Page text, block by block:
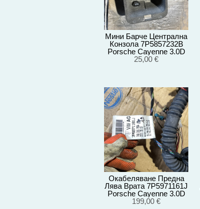
Мини Барче Централна
Конзола 7P5857232B
Porsche Cayenne 3.0D
92A/2012г
25,00 €
Окабеляване Предна
Лява Врата 7P5971161J
Porsche Cayenne 3.0D
92A/EG22/2012
199,00 €